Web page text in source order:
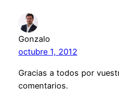
Gonzalo
octubre 1, 2012
Gracias a todos por
comentarios.